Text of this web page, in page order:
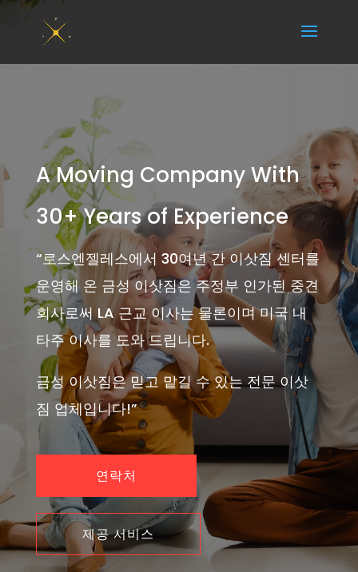
A Moving Company With
30+ Years of Experience
“로스엔젤레스에서 30여년 간 이삿짐 센터를
운영해 온 금성 이삿짐은 주정부 인가된 중견
회사로써 LA 근교 이사는 물론이며 미국 내
타주 이사를 도와 드립니다.
금성 이삿짐은 믿고 맡길 수 있는 전문 이삿
짐 업체입니다!”
연락처
제공 서비스